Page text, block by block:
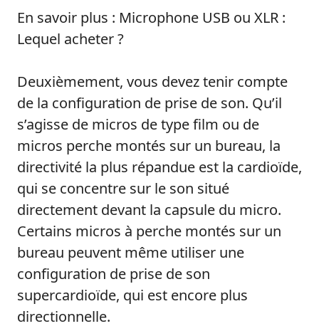
En savoir plus : Microphone USB ou XLR :
Lequel acheter ?
Deuxièmement, vous devez tenir compte
de la configuration de prise de son. Qu’il
s’agisse de micros de type film ou de
micros perche montés sur un bureau, la
directivité la plus répandue est la cardioïde,
qui se concentre sur le son situé
directement devant la capsule du micro.
Certains micros à perche montés sur un
bureau peuvent même utiliser une
configuration de prise de son
supercardioïde, qui est encore plus
directionnelle.